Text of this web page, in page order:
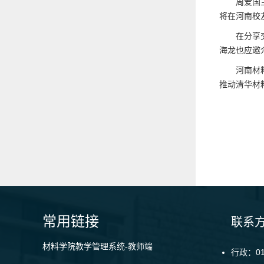
周爱国
将在河南校
在分享
海龙也应邀
河南材
推动清华材
常用链接
材料学院教学管理系统-教师端
联系
行政：